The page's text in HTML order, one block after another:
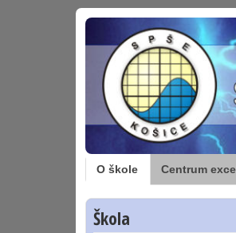
O škole Centrum
Škola